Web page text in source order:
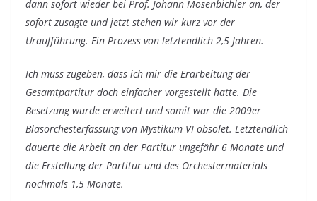
dann sofort wieder bei Prof. Johann Mösenbichler an, der
sofort zusagte und jetzt stehen wir kurz vor der
Uraufführung. Ein Prozess von letztendlich 2,5 Jahren.
Ich muss zugeben, dass ich mir die Erarbeitung der
Gesamtpartitur doch einfacher vorgestellt hatte. Die
Besetzung wurde erweitert und somit war die 2009er
Blasorchesterfassung von Mystikum VI obsolet. Letztendlich
dauerte die Arbeit an der Partitur ungefähr 6 Monate und
die Erstellung der Partitur und des Orchestermaterials
nochmals 1,5 Monate.